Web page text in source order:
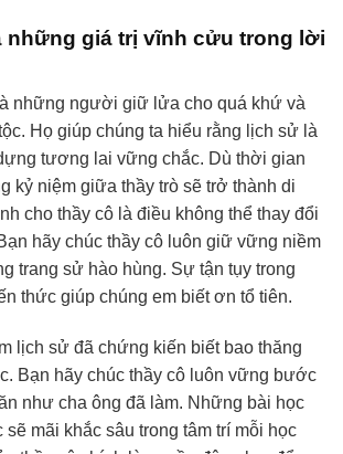
những giá trị vĩnh cửu trong lời
những người giữ lửa cho quá khứ và
Họ giúp chúng ta hiểu rằng lịch sử là
tương lai vững chắc. Dù thời gian
kỷ niệm giữa thầy trò sẽ trở thành di
cho thầy cô là điều không thể thay đổi
hãy chúc thầy cô luôn giữ vững niềm
trang sử hào hùng. Sự tận tụy trong
thức giúp chúng em biết ơn tổ tiên.
lịch sử đã chứng kiến biết bao thăng
Bạn hãy chúc thầy cô luôn vững bước
như cha ông đã làm. Những bài học
mãi khắc sâu trong tâm trí mỗi học